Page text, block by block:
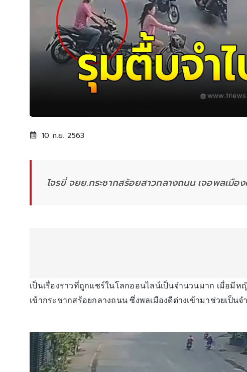
10 ก.ย. 2563
โจรขี่ จยย.กระชากสร้อยสาวกลางถนน เจอพลเมื
เป็นเรื่องราวที่ถูกแชร์ในโลกออนไลน์เป็นจำนวนมาก เมื่อ
เข้ากระชากสร้อยกลางถนน ซึ่งพลเมืองดีต่างเข้ามาช่วยเป็นจ